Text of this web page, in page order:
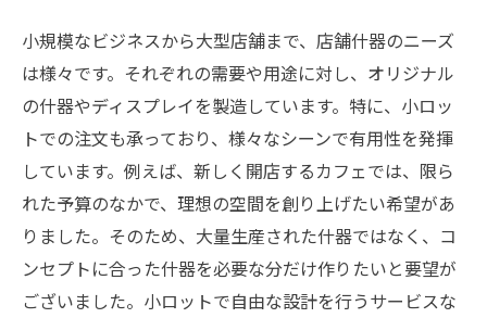
小規模なビジネスから大型店舗まで、店舗什器のニーズ
は様々です。それぞれの需要や用途に対し、オリジナル
の什器やディスプレイを製造しています。特に、小ロッ
トでの注文も承っており、様々なシーンで有用性を発揮
しています。例えば、新しく開店するカフェでは、限ら
れた予算のなかで、理想の空間を創り上げたい希望があ
りました。そのため、大量生産された什器ではなく、コ
ンセプトに合った什器を必要な分だけ作りたいと要望が
ございました。小ロットで自由な設計を行うサービスな